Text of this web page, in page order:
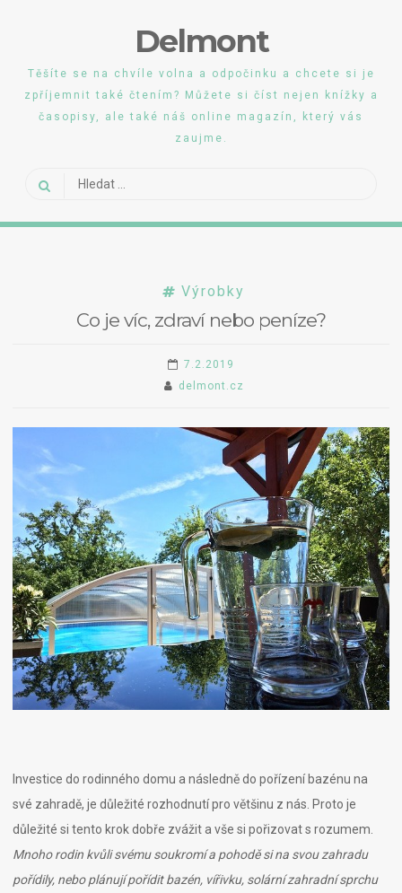
Delmont
Těšíte se na chvíle volna a odpočinku a chcete si je
zpříjemnit také čtením? Můžete si číst nejen knížky a
časopisy, ale také náš online magazín, který vás
zaujme.
Vyhledávání
Výrobky
Co je víc, zdraví nebo peníze?
7.2.2019
delmont.cz
Investice do rodinného domu a následně do pořízení bazénu na
své zahradě, je důležité rozhodnutí pro většinu z nás. Proto je
důležité si tento krok dobře zvážit a vše si pořizovat s rozumem.
Mnoho rodin kvůli svému soukromí a pohodě si na svou zahradu
pořídily, nebo plánují pořídit bazén, vířivku, solární zahradní sprchu